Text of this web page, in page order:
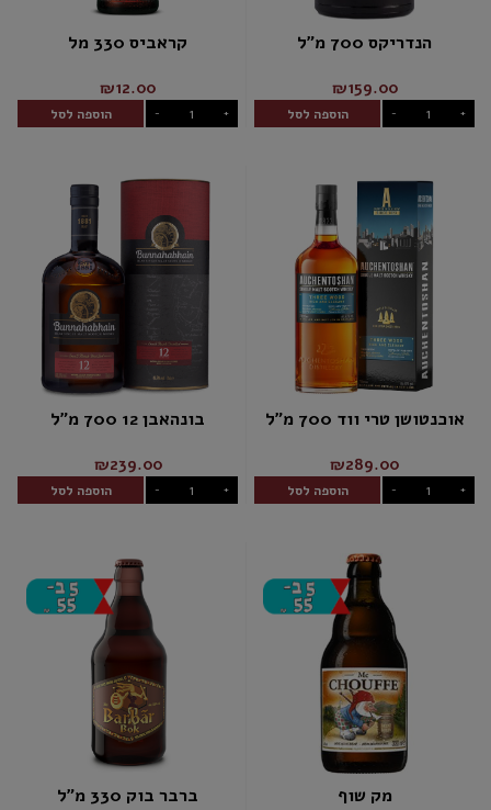
הנדריקס 700 מ"ל
₪159.00
- + הוספה לסל
קראביס 330 מל
₪12.00
- + הוספה לסל
אוכנטושן טרי ווד 700 מ"ל
₪289.00
- + הוספה לסל
בונהאבן 12 700 מ"ל
₪239.00
- + הוספה לסל
מק שוף ברבר בוק 330 מ"ל